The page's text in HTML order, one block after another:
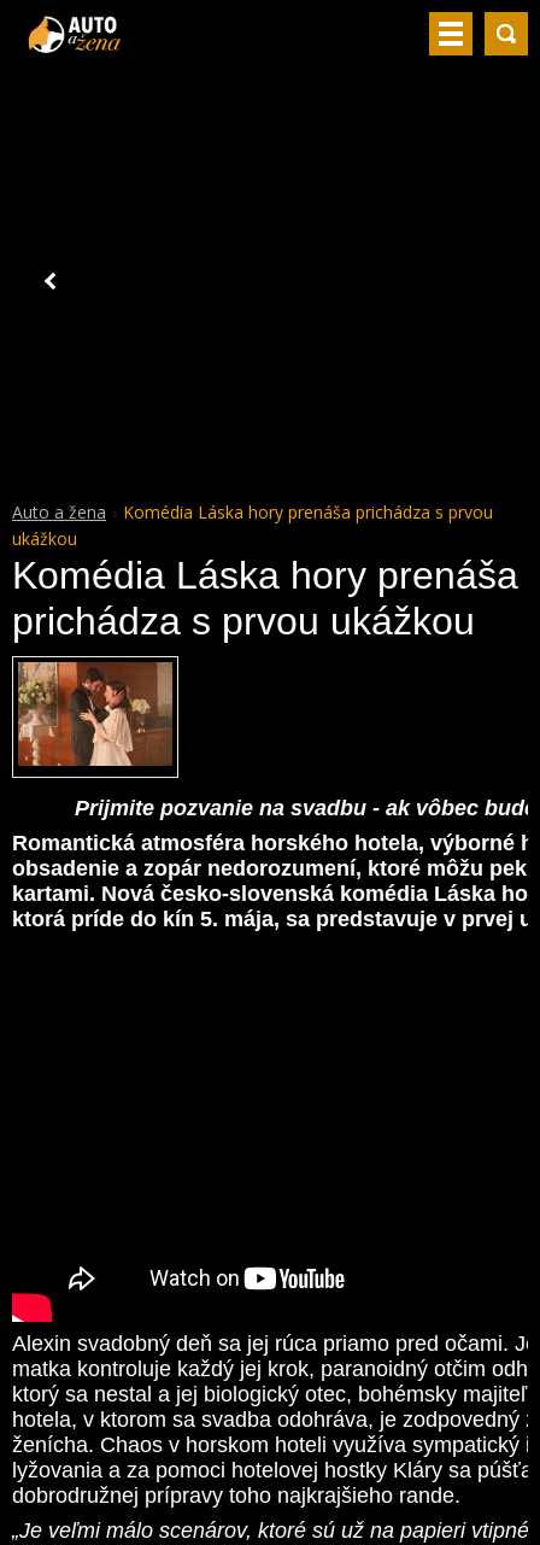
Auto a žena
Komédia Láska hory prenáša prichádza s prvou
ukážkou
Komédia Láska hory prenáša
prichádza s prvou ukážkou
Prijmite pozvanie na svadbu - ak vôbec
Romantická atmosféra horského hotela, výborné
obsadenie a zopár nedorozumení, ktoré môžu
kartami. Nová česko-slovenská komédia Láska
ktorá príde do kín 5. mája, sa predstavuje v prvej
Alexin svadobný deň sa jej rúca priamo pred očami.
matka kontroluje každý jej krok, paranoidný otčim
ktorý sa nestal a jej biologický otec, bohémsky majiteľ
hotela, v ktorom sa svadba odohráva, je zodpovedný
ženícha. Chaos v horskom hoteli využíva sympatický
lyžovania a za pomoci hotelovej hostky Kláry sa púšťa
dobrodružnej prípravy toho najkrajšieho rande.
„Je veľmi málo scenárov, ktoré sú už na papieri vtipné